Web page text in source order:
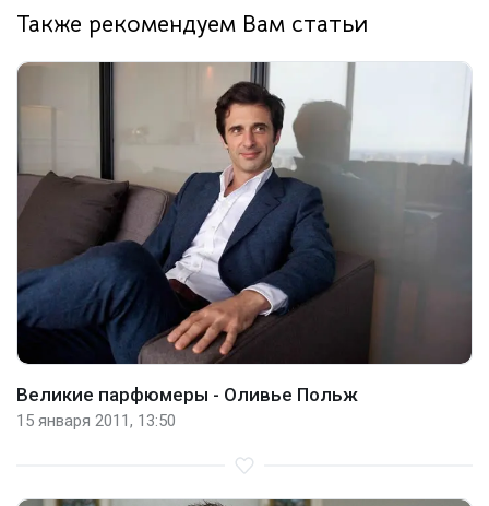
Также рекомендуем Вам статьи
Великие парфюмеры - Оливье Польж
15 января 2011, 13:50